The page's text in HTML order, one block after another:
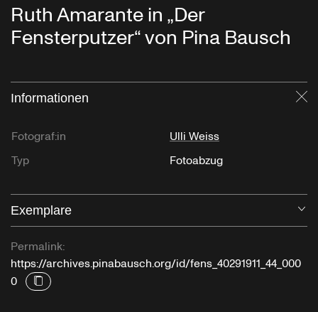
Ruth Amarante in „Der
Fensterputzer“ von Pina Bausch
Informationen
Fotograf:in
Ulli Weiss
Typ
Fotoabzug
Exemplare
Permalink:
https://archives.pinabausch.org/id/fens_40291911_44_000
0